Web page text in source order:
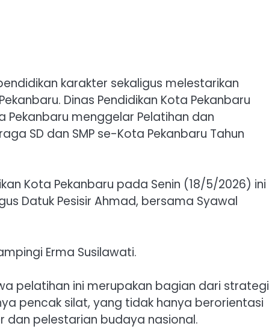
karakter sekaligus melestarikan
Dinas Pendidikan Kota Pekanbaru
Pekanbaru menggelar Pelatihan dan
SD dan SMP se-Kota Pekanbaru Tahun
Kota Pekanbaru pada Senin (18/5/2026) ini
Datuk Pesisir Ahmad, bersama Syawal
Erma Susilawati.
pelatihan ini merupakan bagian dari strategi
pencak silat, yang tidak hanya berorientasi
pelestarian budaya nasional.